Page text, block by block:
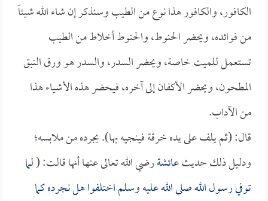
الكافور، والكافور هذا نوع من الطيب وسنذكر إن شاء الله شيئاً
من فوائده، ويحضر الحنوط، والحنوط أخلاط من الطيب
تستعمل للميت خاصة، ويحضر السدر، والسدر هو ورق النبق
المطحون، ويحضر الأكفان إلى آخره، فيحضر هذه الأشياء هذا
من الآداب.
قال: (ثم يلف على يده خرقة فينجيه بها). يجرده من ملابسه؛
ودليل ذلك حديثعائشةرضي الله تعالى عنها أنها قالت: (لما
توفي رسول الله صلى الله عليه وسلم اختلفوا هل نجرده كما